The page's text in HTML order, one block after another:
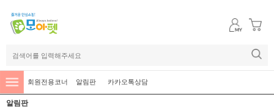
회원전용코너 알림판 카카오톡상담
알림판